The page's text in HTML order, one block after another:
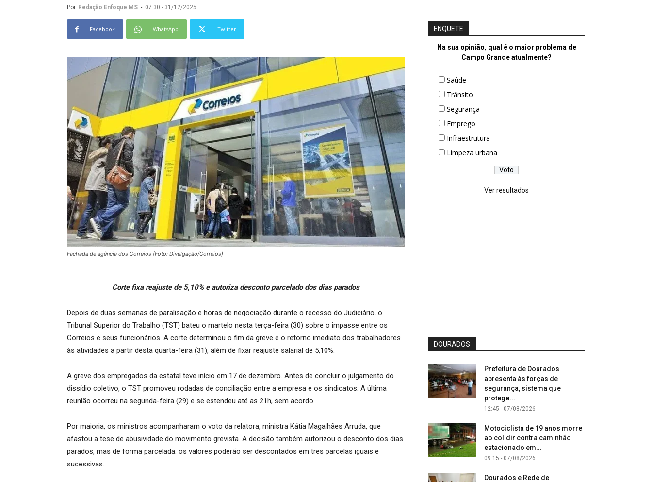
Por Redação Enfoque MS - 07:30 - 31/12/2025
Facebook WhatsApp Twitter
Fachada de agência dos Correios (Foto: Divulgação/Correios)
Corte fixa reajuste de 5,10% e autoriza desconto parcelado dos dias parados
Depois de duas semanas de paralisação e horas de negociação durante o recesso do Judiciário, o
Tribunal Superior do Trabalho (TST) bateu o martelo nesta terça-feira (30) sobre o impasse entre os
Correios e seus funcionários. A corte determinou o fim da greve e o retorno imediato dos trabalhadores
às atividades a partir desta quarta-feira (31), além de fixar reajuste salarial de 5,10%.
A greve dos empregados da estatal teve início em 17 de dezembro. Antes de concluir o julgamento do
dissídio coletivo, o TST promoveu rodadas de conciliação entre a empresa e os sindicatos. A última
reunião ocorreu na segunda-feira (29) e se estendeu até as 21h, sem acordo.
Por maioria, os ministros acompanharam o voto da relatora, ministra Kátia Magalhães Arruda, que
afastou a tese de abusividade do movimento grevista. A decisão também autorizou o desconto dos dias
parados, mas de forma parcelada: os valores poderão ser descontados em três parcelas iguais e
sucessivas.
ENQUETE
Na sua opinião, qual é o maior problema de
Campo Grande atualmente?
Saúde
Trânsito
Segurança
Emprego
Infraestrutura
Limpeza urbana
Ver resultados
DOURADOS
Prefeitura de Dourados
apresenta às forças de
segurança, sistema que
protege...
12:45 - 07/08/2026
Motociclista de 19 anos morre
ao colidir contra caminhão
estacionado em...
09:15 - 07/08/2026
Dourados e Rede de